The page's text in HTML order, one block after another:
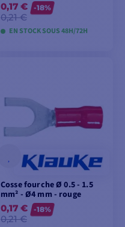
0,17 €
0,21 €
-18%
EN STOCK SOUS 48H/72H
Cosse fourche Ø 0.5 - 1.5
mm² - Ø4 mm - rouge
0,17 €
0,21 €
-18%